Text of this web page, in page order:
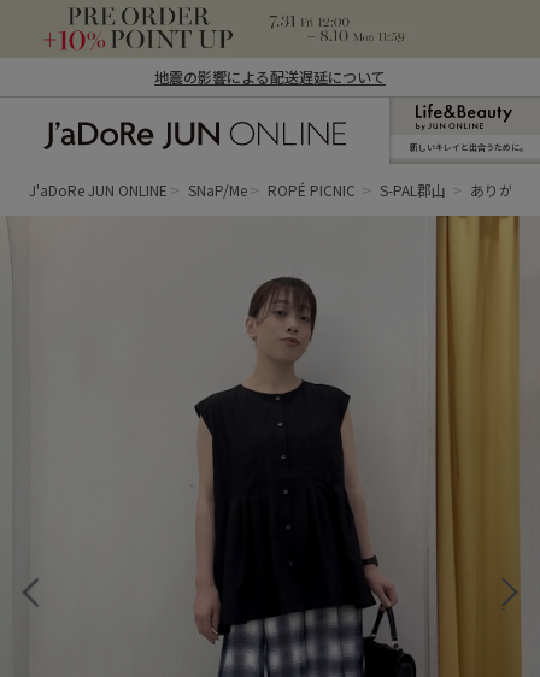
地震の影響による配送遅延について
ン オンライン）
新しいキレイと出合うために。
J'aDoRe JUN ONLINE SNaP/Me ROPÉ PICNIC S-PAL郡山 ありが